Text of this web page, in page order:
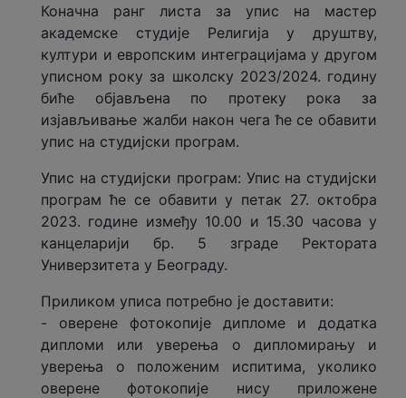
Коначнa ранг листa за упис на мастер
aкадемске студије Религија у друштву,
култури и европским интеграцијама у другом
уписном року за школску 2023/2024. годину
биће објављена по протеку рока за
изјављивање жалби након чега ће се обавити
упис на студијски програм.
Упис на студијски програм: Упис на студијски
програм ће се обавити у петак 27. октобра
2023. године између 10.00 и 15.30 часова у
канцеларији бр. 5 зграде Ректората
Универзитета у Београду.
Приликом уписа потребно је доставити:
- оверене фотокопије дипломе и додатка
дипломи или уверења о дипломирању и
уверeња о положеним испитима, уколико
оверене фотокопије нису приложене